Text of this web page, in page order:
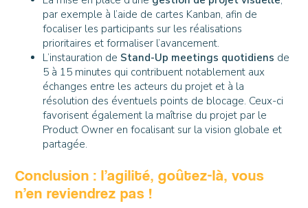
par exemple à l’aide de cartes Kanban, afin de
focaliser les participants sur les réalisations
prioritaires et formaliser l’avancement.
L’instauration de Stand-Up meetings quotidiens de
5 à 15 minutes qui contribuent notablement aux
échanges entre les acteurs du projet et à la
résolution des éventuels points de blocage. Ceux-ci
favorisent également la maîtrise du projet par le
Product Owner en focalisant sur la vision globale et
partagée.
Conclusion : l’agilité, goûtez-là, vous
n’en reviendrez pas !